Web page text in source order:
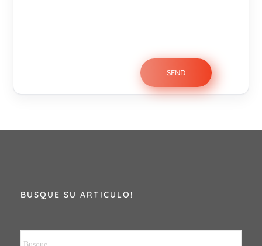
BUSQUE SU ARTICULO!